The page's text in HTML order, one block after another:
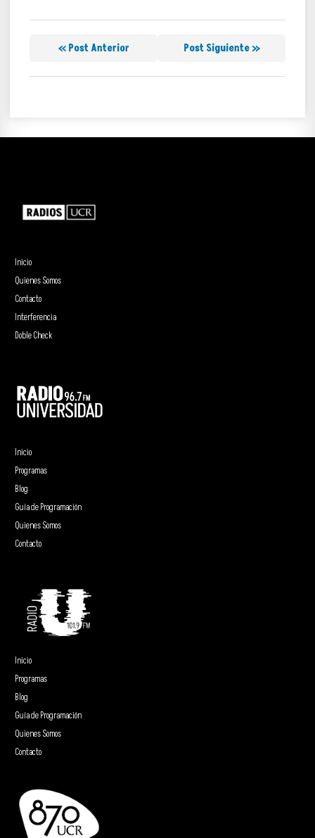
« Post Anterior Post Siguiente »
Inicio
Quienes Somos
Contacto
Interferencia
Doble Check
Inicio
Programas
Blog
Guía de Programación
Quienes Somos
Contacto
Inicio
Programas
Blog
Guía de Programación
Quienes Somos
Contacto